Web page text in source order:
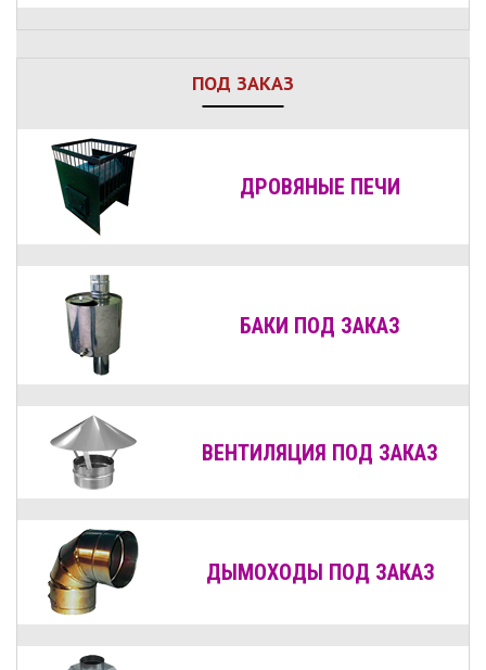
ПОД ЗАКАЗ
ДРОВЯНЫЕ ПЕЧИ
БАКИ ПОД ЗАКАЗ
ВЕНТИЛЯЦИЯ ПОД ЗАКАЗ
ДЫМОХОДЫ ПОД ЗАКАЗ